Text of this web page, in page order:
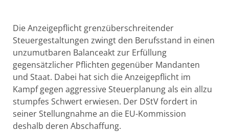
Die Anzeigepflicht grenzüberschreitender
Steuergestaltungen zwingt den Berufsstand in einen
unzumutbaren Balanceakt zur Erfüllung
gegensätzlicher Pflichten gegenüber Mandanten
und Staat. Dabei hat sich die Anzeigepflicht im
Kampf gegen aggressive Steuerplanung als ein allzu
stumpfes Schwert erwiesen. Der DStV fordert in
seiner Stellungnahme an die EU-Kommission
deshalb deren Abschaffung.